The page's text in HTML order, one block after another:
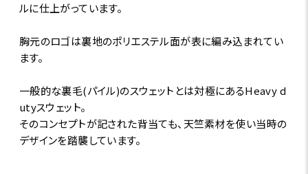
ルに仕上がっています。
胸元のロゴは裏地のポリエステル面が表に編み込まれてい
ます。
一般的な裏毛(パイル)のスウェットとは対極にあるHeavy d
utyスウェット。
そのコンセプトが記された背当ても、天竺素材を使い当時の
デザインを踏襲しています。